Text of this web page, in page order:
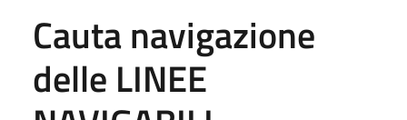
Cauta navigazione
delle LINEE